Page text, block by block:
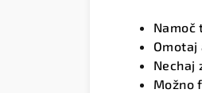
Namoč
Omotaj
Nechaj
Možno